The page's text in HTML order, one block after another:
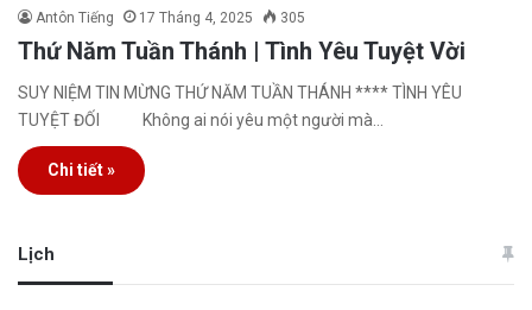
Antôn Tiếng 17 Tháng 4, 2025 305
Thứ Năm Tuần Thánh | Tình Yêu Tuyệt Vời
SUY NIỆM TIN MỪNG THỨ NĂM TUẦN THÁNH **** TÌNH YÊU
TUYỆT ĐỐI Không ai nói yêu một người mà…
Chi tiết »
Lịch